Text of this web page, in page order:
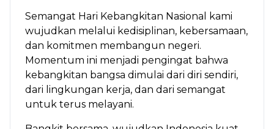
Semangat Hari Kebangkitan Nasional kami
wujudkan melalui kedisiplinan, kebersamaan,
dan komitmen membangun negeri.
Momentum ini menjadi pengingat bahwa
kebangkitan bangsa dimulai dari diri sendiri,
dari lingkungan kerja, dan dari semangat
untuk terus melayani.